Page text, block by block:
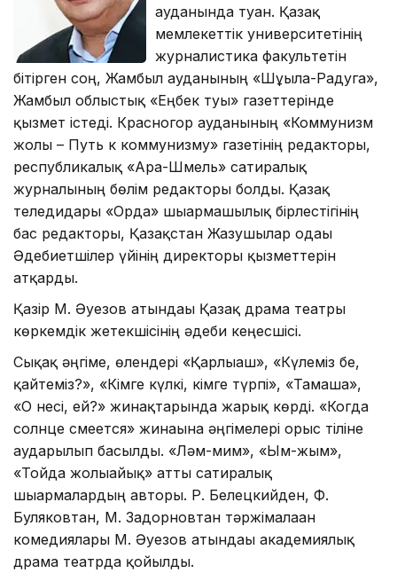
ауданында туған. Қазақ
мемлекеттік университетінің
журналистика факультетін
бітірген соң, Жамбыл ауданының «Шұғыла-Радуга»,
Жамбыл облыстық «Еңбек туы» газеттерінде
қызмет істеді. Красногор ауданының «Коммунизм
жолы – Путь к коммунизму» газетінің редакторы,
республикалық «Ара-Шмель» сатиралық
журналының бөлім редакторы болды. Қазақ
теледидары «Орда» шығармашылық бірлестігінің
бас редакторы, Қазақстан Жазушылар одағы
Әдебиетшілер үйінің директоры қызметтерін
атқарды.
Қазір М. Әуезов атындағы Қазақ драма театры
көркемдік жетекшісінің әдеби кеңесшісі.
Сықақ әңгіме, өлендері «Қарлығаш», «Күлеміз бе,
қайтеміз?», «Кімге күлкі, кімге түрпі», «Тамаша»,
«О несі, ей?» жинақтарында жарық көрді. «Когда
солнце смеется» жинағына әңгімелері орыс тіліне
аударылып басылды. «Ләм-мим», «Ым-жым»,
«Тойда жолығайық» атты сатиралық
шығармалардың авторы. Р. Белецкийден, Ф.
Буляковтан, М. Задорновтан тәржімалаған
комедиялары М. Әуезов атындағы академиялық
драма театрда қойылды.